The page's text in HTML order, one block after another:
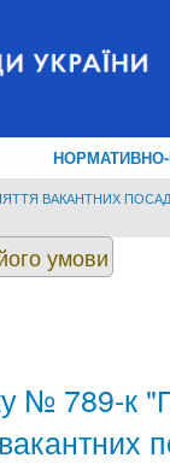
НОРМАТИВНО-
ВАКАНТНИХ
умови
№ 789-к